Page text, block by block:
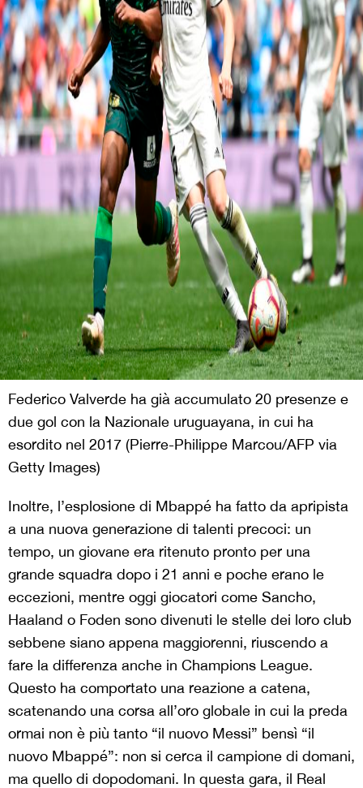
Federico Valverde ha già accumulato 20 presenze e
due gol con la Nazionale uruguayana, in cui ha
esordito nel 2017 (Pierre-Philippe Marcou/AFP via
Getty Images)
Inoltre, l’esplosione di Mbappé ha fatto da apripista
a una nuova generazione di talenti precoci: un
tempo, un giovane era ritenuto pronto per una
grande squadra dopo i 21 anni e poche erano le
eccezioni, mentre oggi giocatori come Sancho,
Haaland o Foden sono divenuti le stelle dei loro club
sebbene siano appena maggiorenni, riuscendo a
fare la differenza anche in Champions League.
Questo ha comportato una reazione a catena,
scatenando una corsa all’oro globale in cui la preda
ormai non è più tanto “il nuovo Messi” bensì “il
nuovo Mbappé”: non si cerca il campione di domani,
ma quello di dopodomani. In questa gara, il Real